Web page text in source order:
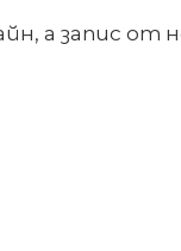
а запис от